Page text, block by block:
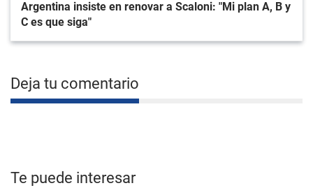
Argentina insiste en renovar a Scaloni: "Mi plan A, B y
C es que siga"
Deja tu comentario
Te puede interesar